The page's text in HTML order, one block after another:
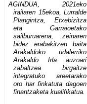
AGINDUA, 2021eko
irailaren 15ekoa, Lurralde
Plangintza, Etxebizitza
eta Garraioetako
sailburuarena, zeinaren
bidez erabakitzen baita
Arakaldoko udalerriko
Arakaldo Irla auzoari
zabaltzea birgaitze
integratuko areetarako
oro har finkatuta dagoen
finantzaketa kualifikatua.